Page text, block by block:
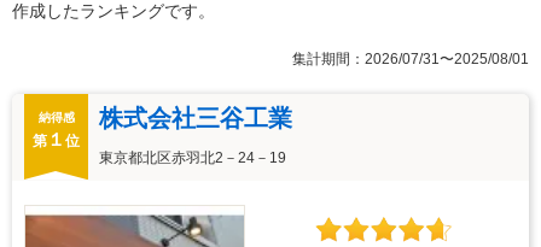
作成したランキングです。
集計期間：2026/07/31〜2025/08/01
納得感
第 １ 位
株式会社三谷工業
東京都北区赤羽北2－24－19